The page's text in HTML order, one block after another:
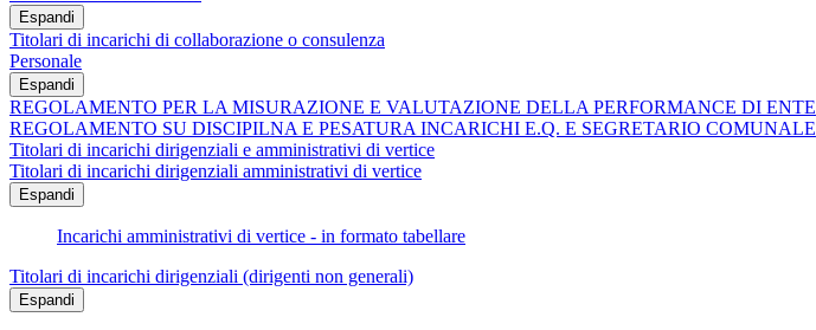
Espandi
Titolari di incarichi di collaborazione o consulenza
Personale
Espandi
REGOLAMENTO PER LA MISURAZIONE E VALUTAZIONE DELLA PERFORMANCE DI ENTE
REGOLAMENTO SU DISCIPILNA E PESATURA INCARICHI E.Q. E SEGRETARIO COMUNALE
Titolari di incarichi dirigenziali e amministrativi di vertice
Titolari di incarichi dirigenziali amministrativi di vertice
Espandi
Incarichi amministrativi di vertice - in formato tabellare
Titolari di incarichi dirigenziali (dirigenti non generali)
Espandi